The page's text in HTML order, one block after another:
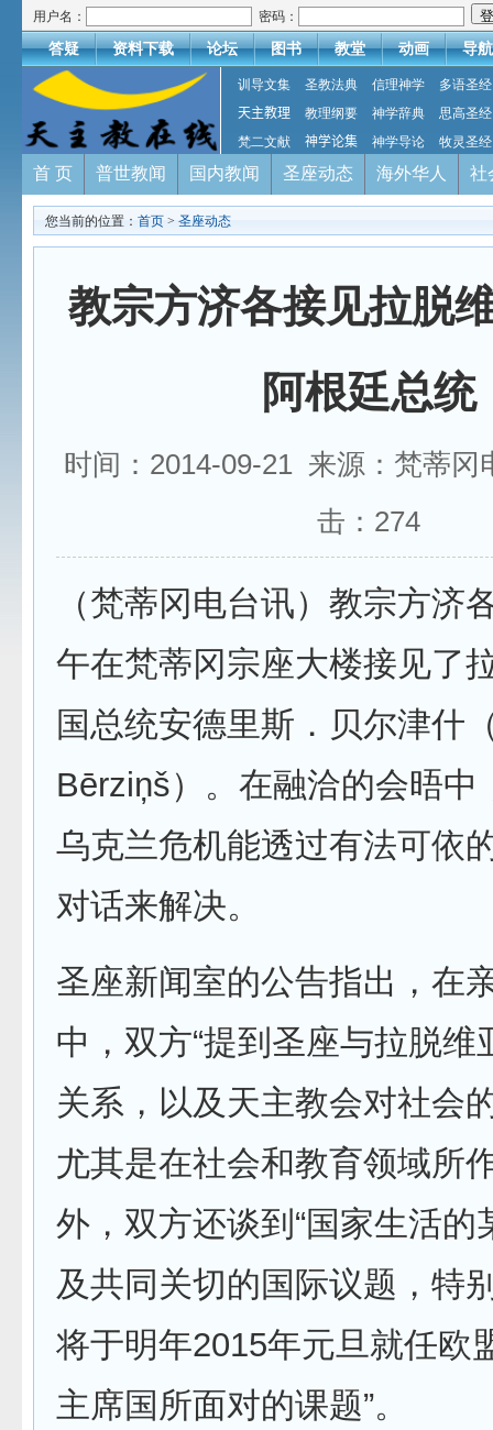
用户名： 密码：
答疑 资料下载 论坛 图书 教堂 动画 导航
训导文集 圣教法典 信理神学
多语圣经
天主教理
教理纲要 神学辞典
思高圣经
梵二文献
神学论集 神学导论 牧灵圣经
首 页 普世教闻 国内教闻 圣座动态 海外华人 社
您当前的位置： 首页 > 圣座动态
教宗方济各接见拉脱
阿根廷总统
时间：2014-09-21 来源：梵蒂
击： 274
（梵蒂冈电台讯）教宗方济
午在梵蒂冈宗座大楼接见了
国总统安德里斯．贝尔津什
Bērziņš）。在融洽的会晤中
乌克兰危机能透过有法可依
对话来解决。
圣座新闻室的公告指出，在
中，双方“提到圣座与拉脱维
关系，以及天主教会对社会
尤其是在社会和教育领域所
外，双方还谈到“国家生活的
及共同关切的国际议题，特
将于明年2015年元旦就任欧
主席国所面对的课题”。